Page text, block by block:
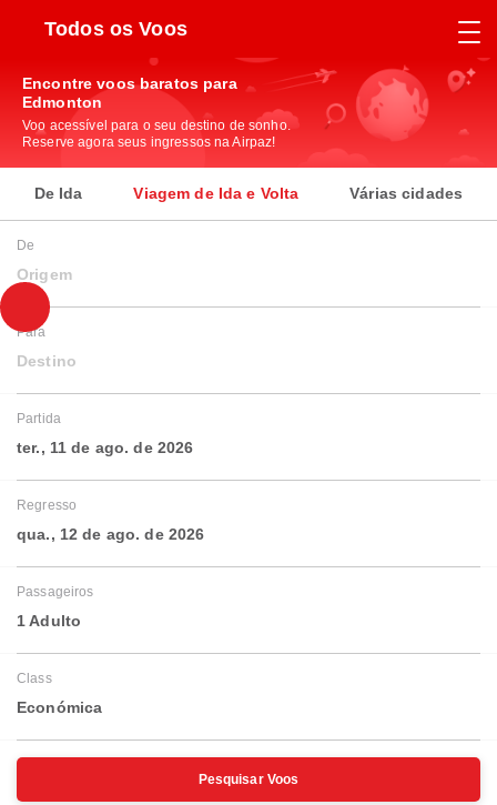
Todos os Voos
Encontre voos baratos para
Edmonton
Voo acessível para o seu destino de sonho.
Reserve agora seus ingressos na Airpaz!
De Ida Viagem de Ida e Volta Várias cidades
De
Origem
Para
Destino
Partida
ter., 11 de ago. de 2026
Regresso
qua., 12 de ago. de 2026
Passageiros
1 Adulto
Class
Económica
Pesquisar Voos